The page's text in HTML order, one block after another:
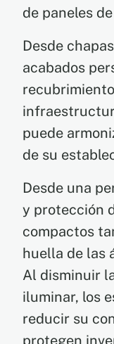
de paneles
Desde
acabados
puede
de su
Desde una
y protección
compactos
huella de las
Al disminuir
iluminar, los
reducir su
protegen